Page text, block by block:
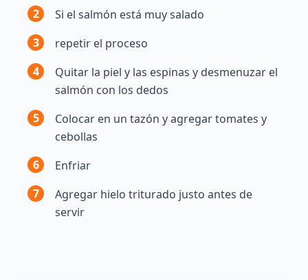
2
Si el salmón está muy salado
3
repetir el proceso
4
Quitar la piel y las espinas y desmenuzar el
salmón con los dedos
5
Colocar en un tazón y agregar tomates y
cebollas
6
Enfriar
7
Agregar hielo triturado justo antes de
servir